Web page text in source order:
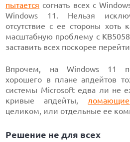
пытается согнать всех с
Windows 11. Нельзя
отсутствие с ее стороны хоть
масштабную проблему с
заставить всех поскорее
Впрочем, на Windows 11
хорошего в плане апдейтов
системы Microsoft едва ли не
кривые апдейты, ломающие
целиком, или отдельные ее
Решение не для всех